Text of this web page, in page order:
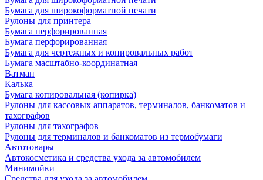
Бумага для широкоформатной печати
Рулоны для принтера
Бумага перфорированная
Бумага перфорированная
Бумага для чертежных и копировальных работ
Бумага масштабно-координатная
Ватман
Калька
Бумага копировальная (копирка)
Рулоны для кассовых аппаратов, терминалов, банкоматов и
тахографов
Рулоны для тахографов
Рулоны для терминалов и банкоматов из термобумаги
Автотовары
Автокосметика и средства ухода за автомобилем
Минимойки